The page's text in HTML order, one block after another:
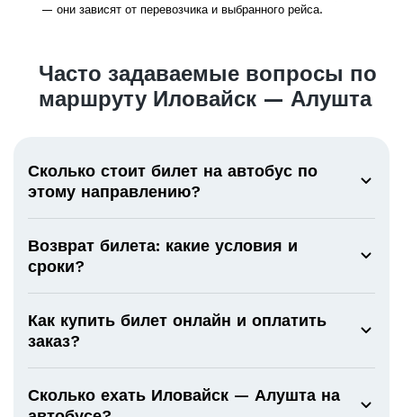
— они зависят от перевозчика и выбранного рейса.
Часто задаваемые вопросы по
маршруту Иловайск — Алушта
Сколько стоит билет на автобус по
этому направлению?
Возврат билета: какие условия и
сроки?
Как купить билет онлайн и оплатить
заказ?
Сколько ехать Иловайск — Алушта на